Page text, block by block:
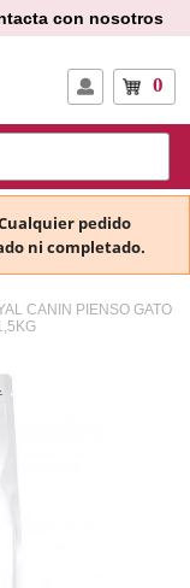
con nosotros
0
pedido
ni completado.
CANIN PIENSO GATO